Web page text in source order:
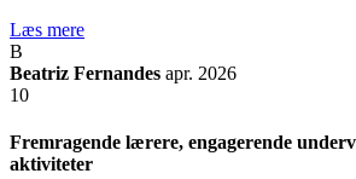
Læs mere
B
Beatriz Fernandes apr. 2026
10
Fremragende lærere, engagerende
aktiviteter